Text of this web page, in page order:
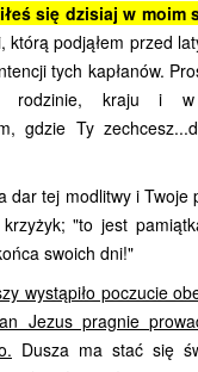
się dzisiaj w moim
którą podjąłem przed
tych kapłanów.
rodzinie, kraju i
gdzie Ty
tej modlitwy i Twoje
krzyżyk; "to jest
swoich dni!"
wystąpiło poczucie
Jezus pragnie
Dusza ma stać się